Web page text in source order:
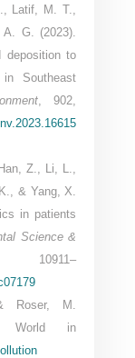
Latif, M. T.,
G. (2023).
deposition to
Southeast
, 902,
Z., Li, L.,
& Yang, X.
in patients
Science &
Roser, M.
in